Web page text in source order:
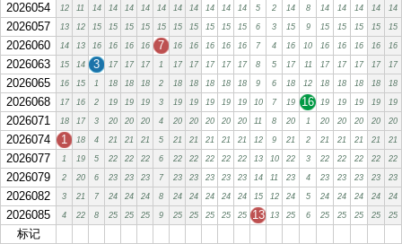
2026054 12 11 14 14 14 14 14 14 14 14 14 14 5 2 14 8 14 14 14 14 14
2026057 13 12 15 15 15 15 15 15 15 15 15 15 6 3 15 9 15 15 15 15 15
2026060 14 13 16 16 16 16 7 16 16 16 16 16 7 4 16 10 16 16 16 16 16
2026063 15 14 3 17 17 17 1 17 17 17 17 17 8 5 17 11 17 17 17 17 17
2026065 16 15 1 18 18 18 2 18 18 18 18 18 9 6 18 12 18 18 18 18 18
2026068 17 16 2 19 19 19 3 19 19 19 19 19 10 7 19 16 19 19 19 19 19
2026071 18 17 3 20 20 20 4 20 20 20 20 20 11 8 20 1 20 20 20 20 20
2026074 1 18 4 21 21 21 5 21 21 21 21 21 12 9 21 2 21 21 21 21 21
2026077 1 19 5 22 22 22 6 22 22 22 22 22 13 10 22 3 22 22 22 22 22
2026079 2 20 6 23 23 23 7 23 23 23 23 23 14 11 23 4 23 23 23 23 23
2026082 3 21 7 24 24 24 8 24 24 24 24 24 15 12 24 5 24 24 24 24 24
2026085 4 22 8 25 25 25 9 25 25 25 25 25 13 13 25 6 25 25 25 25 25
标记